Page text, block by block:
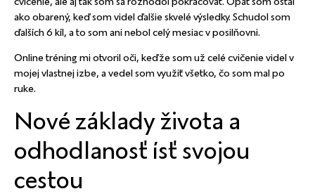
ako obarený, keď som videl ďalšie skvelé výsledky. Schudol som
ďalších 6 kíl, a to som ani nebol celý mesiac v posilňovni.
Online tréning mi otvoril oči, keďže som už celé cvičenie videl v
mojej vlastnej izbe, a vedel som využiť všetko, čo som mal po
ruke.
Nové základy života a
odhodlanosť ísť svojou
cestou